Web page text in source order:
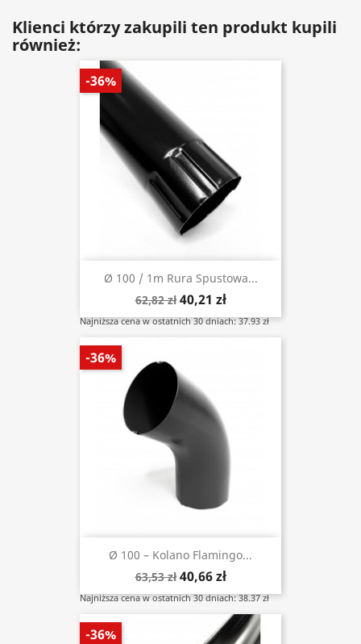
Klienci którzy zakupili ten produkt kupili
również:
Ø 100 / 1m Rura Spustowa...
62,82 zł 40,21 zł
Najniższa cena w ostatnich 30 dniach: 37.93 zł
-36%
Ø 100 – Kolano Flamingo...
63,53 zł 40,66 zł
Najniższa cena w ostatnich 30 dniach: 38.37 zł
-36%
-36%